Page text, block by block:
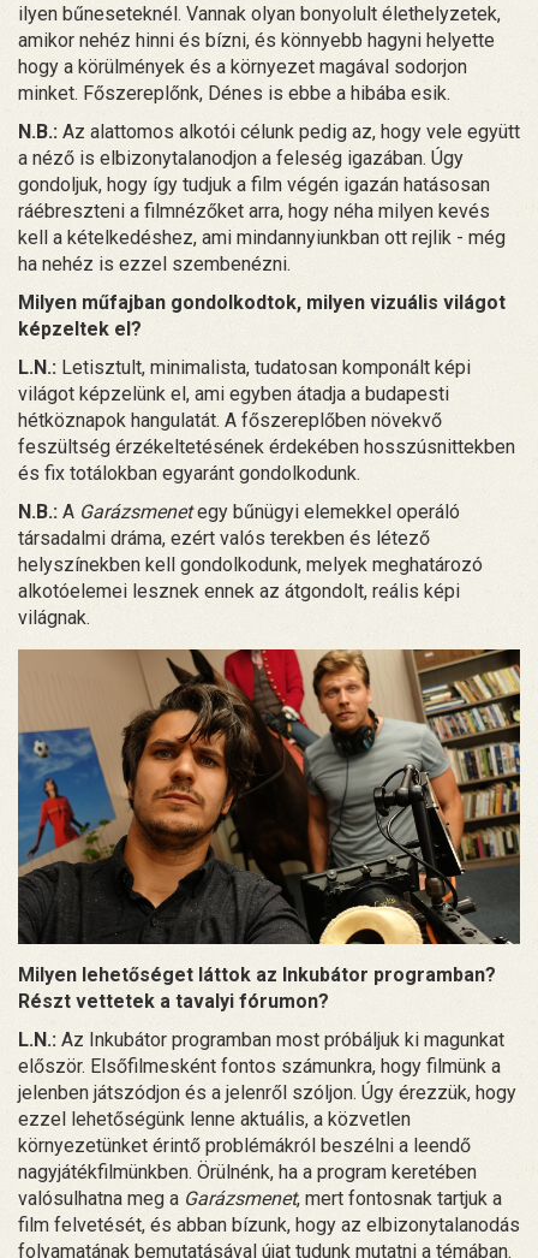
ilyen bűneseteknél. Vannak olyan bonyolult élethelyzetek,
amikor nehéz hinni és bízni, és könnyebb hagyni helyette
hogy a körülmények és a környezet magával sodorjon
minket. Főszereplőnk, Dénes is ebbe a hibába esik.
N.B.: Az alattomos alkotói célunk pedig az, hogy vele együtt
a néző is elbizonytalanodjon a feleség igazában. Úgy
gondoljuk, hogy így tudjuk a film végén igazán hatásosan
ráébreszteni a filmnézőket arra, hogy néha milyen kevés
kell a kételkedéshez, ami mindannyiunkban ott rejlik - még
ha nehéz is ezzel szembenézni.
Milyen műfajban gondolkodtok, milyen vizuális világot
képzeltek el?
L.N.: Letisztult, minimalista, tudatosan komponált képi
világot képzelünk el, ami egyben átadja a budapesti
hétköznapok hangulatát. A főszereplőben növekvő
feszültség érzékeltetésének érdekében hosszúsnittekben
és fix totálokban egyaránt gondolkodunk.
N.B.: A Garázsmenetegy bűnügyi elemekkel operáló
társadalmi dráma, ezért valós terekben és létező
helyszínekben kell gondolkodunk, melyek meghatározó
alkotóelemei lesznek ennek az átgondolt, reális képi
világnak.
Milyen lehetőséget láttok az Inkubátor programban?
Részt vettetek a tavalyi fórumon?
L.N.: Az Inkubátor programban most próbáljuk ki magunkat
először. Elsőfilmesként fontos számunkra, hogy filmünk a
jelenben játszódjon és a jelenről szóljon. Úgy érezzük, hogy
ezzel lehetőségünk lenne aktuális, a közvetlen
környezetünket érintő problémákról beszélni a leendő
nagyjátékfilmünkben. Örülnénk, ha a program keretében
valósulhatna meg a Garázsmenet, mert fontosnak tartjuk a
film felvetését, és abban bízunk, hogy az elbizonytalanodás
folyamatának bemutatásával újat tudunk mutatni a témában.